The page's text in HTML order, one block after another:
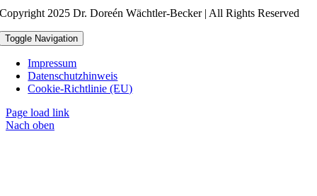
Copyright 2025 Dr. Doreén Wächtler-Becker | All Rights Reserved
Toggle Navigation
Impressum
Datenschutzhinweis
Cookie-Richtlinie (EU)
Page load link
Nach oben